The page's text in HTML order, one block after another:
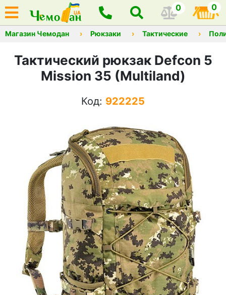
0 0
Магазин Чемодан Рюкзаки Тактические
Тактический рюкзак Defcon 5
Mission 35 (Multiland)
Код: 922225